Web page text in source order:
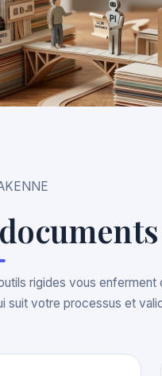
rigides vous
suit votre processus et